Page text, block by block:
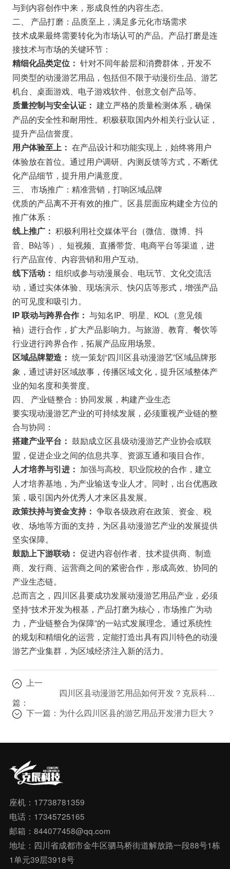
与到内容创作中来，形成良性的内容生态。
二、 产品打磨：品质至上，满足多元化市场需求
技术成果最终需要转化为市场认可的产品。产品打磨是连
接技术与市场的关键环节：
精细化品类定位： 针对不同年龄层和消费群体，开发不
同类型的动漫游艺用品，包括但不限于动漫衍生品、游艺
机台、桌面游戏、电子游戏软件、创意文创产品等。
质量控制与安全认证： 建立严格的质量检测体系，确保
产品的安全性和耐用性。积极获取国内外相关行业认证，
提升产品信誉度。
用户体验至上： 在产品设计和功能实现上，始终将用户
体验放在首位。通过用户调研、内测反馈等方式，不断优
化产品细节，提升用户满意度。
三、 市场推广：精准营销，打响区域品牌
优质的产品离不开有效的推广。区县层面应构建全方位的
推广体系：
线上推广： 积极利用社交媒体平台（微信、微博、抖
音、B站等）、短视频、直播带货、电商平台等渠道，进
行产品宣传、内容营销和用户互动。
线下活动： 组织或参与动漫展会、电玩节、文化交流活
动，通过实体体验、现场演示、快闪店等形式，增强产品
的可见度和吸引力。
IP 联动与跨界合作： 与知名IP、明星、KOL（意见领
袖）进行合作，扩大产品影响力。与旅游、教育、餐饮等
行业进行跨界合作，拓展产品应用场景。
区域品牌塑造： 统一策划“四川区县动漫游艺”区域品牌形
象，通过讲好区域故事，传播区域文化，提升区域整体产
业的知名度和美誉度。
四、 产业链整合：协同发展，构建产业生态
要实现动漫游艺产业的可持续发展，必须重视产业链的整
合与协同：
搭建产业平台： 鼓励成立区县级动漫游艺产业协会或联
盟，促进企业之间的信息共享、资源互通和项目合作。
人才培养与引进： 加强与高校、职业院校的合作，建立
人才培养基地，为产业输送专业人才。同时，出台优惠政
策，吸引国内外优秀人才来区县发展。
政策扶持与资金支持： 争取各级政府在政策、资金、税
收、场地等方面的支持，为区县动漫游艺产业的发展提供
坚实保障。
鼓励上下游联动： 促进内容创作者、技术提供商、制造
商、发行商、运营商之间的紧密合作，形成高效、协同的
产业生态链。
总而言之，四川区县要成功发展动漫游艺用品产业，必须
坚持“技术开发为根基，产品打磨为核心，市场推广为动
力，产业链整合为保障”的一站式发展理念。通过系统性
的规划和精细化的运营，定能打造出具有四川特色的动漫
游艺产业集群，为区域经济注入新的活力。
上一
篇：
四川区县动漫游艺用品如何开发？克辰科技助你一臂之力！
下一篇： 为什么四川区县的游艺用品开发潜力巨大？
座机：17738781359
电话：17345725165
邮箱：844077458@qq.com
地址：四川省成都市金牛区驷马桥街道解放路一段88号1栋
1单元39层3918号